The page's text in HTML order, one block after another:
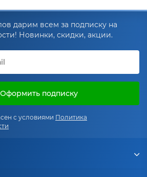
дарим всем за подписку на
Новинки, скидки, акции.
Оформить подписку
с условиями Политика